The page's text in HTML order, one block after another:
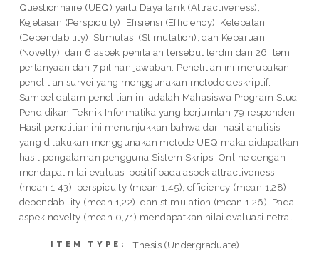
Questionnaire (UEQ) yaitu Daya tarik (Attractiveness),
Kejelasan (Perspicuity), Efisiensi (Efficiency), Ketepatan
(Dependability), Stimulasi (Stimulation), dan Kebaruan
(Novelty), dari 6 aspek penilaian tersebut terdiri dari 26 item
pertanyaan dan 7 pilihan jawaban. Penelitian ini merupakan
penelitian survei yang menggunakan metode deskriptif.
Sampel dalam penelitian ini adalah Mahasiswa Program Studi
Pendidikan Teknik Informatika yang berjumlah 79 responden.
Hasil penelitian ini menunjukkan bahwa dari hasil analisis
yang dilakukan menggunakan metode UEQ maka didapatkan
hasil pengalaman pengguna Sistem Skripsi Online dengan
mendapat nilai evaluasi positif pada aspek attractiveness
(mean 1,43), perspicuity (mean 1,45), efficiency (mean 1,28),
dependability (mean 1,22), dan stimulation (mean 1,26). Pada
aspek novelty (mean 0,71) mendapatkan nilai evaluasi netral
ITEM TYPE: Thesis (Undergraduate)